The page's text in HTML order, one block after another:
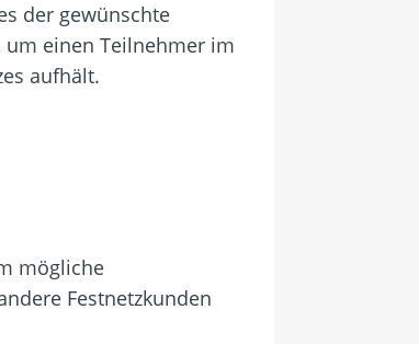
der gewünschte
einen Teilnehmer im
aufhält.
mögliche
Festnetzkunden